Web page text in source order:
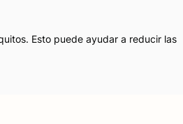
Esto puede ayudar a reducir las